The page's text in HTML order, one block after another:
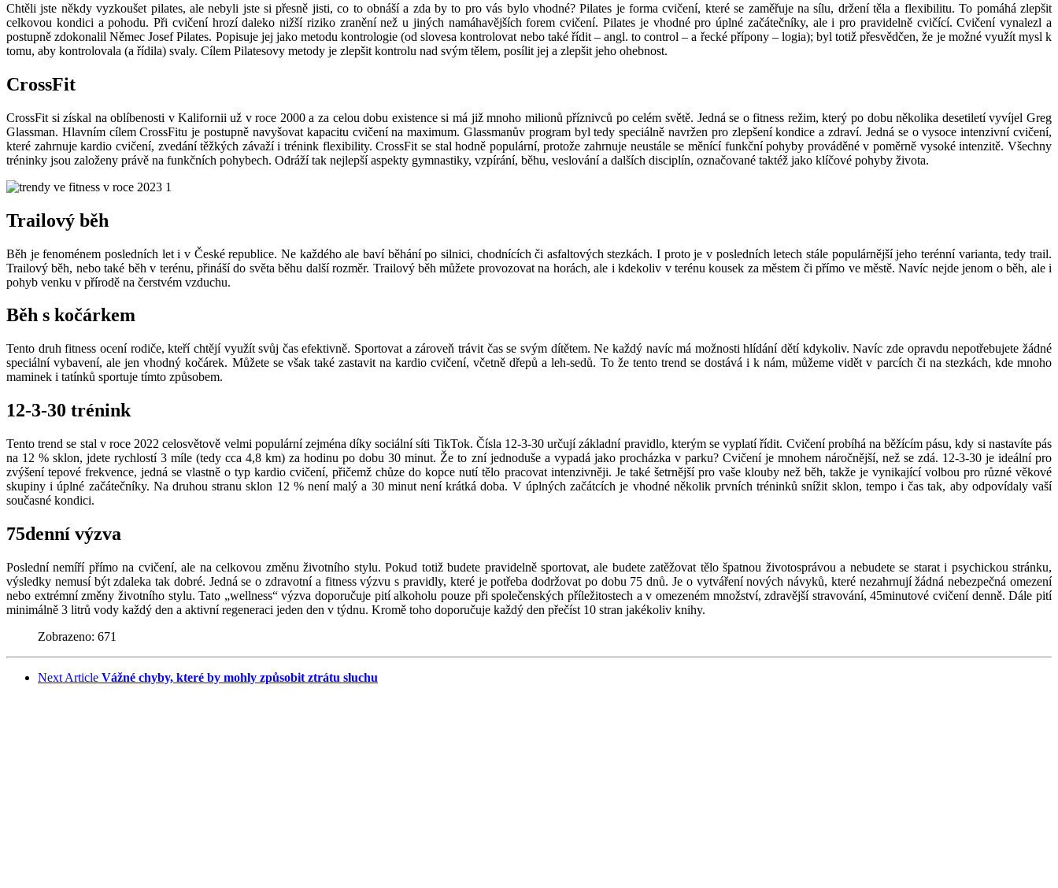
Chtěli jste někdy vyzkoušet pilates, ale nebyli jste si přesně jisti, co to obnáší a zda by to pro vás bylo vhodné? Pilates je forma cvičení, které se zaměřuje na sílu, držení těla a flexibilitu. To pomáhá zlepšit
celkovou kondici a pohodu. Při cvičení hrozí daleko nižší riziko zranění než u jiných namáhavějších forem cvičení. Pilates je vhodné pro úplné začátečníky, ale i pro pravidelně cvičící. Cvičení vynalezl a
postupně zdokonalil Němec Josef Pilates. Popisuje jej jako metodu kontrologie (od slovesa kontrolovat nebo také řídit – angl. to control – a řecké přípony – logia); byl totiž přesvědčen, že je možné využít mysl k
tomu, aby kontrolovala (a řídila) svaly. Cílem Pilatesovy metody je zlepšit kontrolu nad svým tělem, posílit jej a zlepšit jeho ohebnost.
CrossFit
CrossFit si získal na oblíbenosti v Kalifornii už v roce 2000 a za celou dobu existence si má již mnoho milionů příznivců po celém světě. Jedná se o fitness režim, který po dobu několika desetiletí vyvíjel Greg
Glassman. Hlavním cílem CrossFitu je postupně navyšovat kapacitu cvičení na maximum. Glassmanův program byl tedy speciálně navržen pro zlepšení kondice a zdraví. Jedná se o vysoce intenzivní cvičení,
které zahrnuje kardio cvičení, zvedání těžkých závaží i trénink flexibility. CrossFit se stal hodně populární, protože zahrnuje neustále se měnící funkční pohyby prováděné v poměrně vysoké intenzitě. Všechny
tréninky jsou založeny právě na funkčních pohybech. Odráží tak nejlepší aspekty gymnastiky, vzpírání, běhu, veslování a dalších disciplín, označované taktéž jako klíčové pohyby života.
Trailový běh
Běh je fenoménem posledních let i v České republice. Ne každého ale baví běhání po silnici, chodnících či asfaltových stezkách. I proto je v posledních letech stále populárnější jeho terénní varianta, tedy trail.
Trailový běh, nebo také běh v terénu, přináší do světa běhu další rozměr. Trailový běh můžete provozovat na horách, ale i kdekoliv v terénu kousek za městem či přímo ve městě. Navíc nejde jenom o běh, ale i
pohyb venku v přírodě na čerstvém vzduchu.
Běh s kočárkem
Tento druh fitness ocení rodiče, kteří chtějí využít svůj čas efektivně. Sportovat a zároveň trávit čas se svým dítětem. Ne každý navíc má možnosti hlídání dětí kdykoliv. Navíc zde opravdu nepotřebujete žádné
speciální vybavení, ale jen vhodný kočárek. Můžete se však také zastavit na kardio cvičení, včetně dřepů a leh-sedů. To že tento trend se dostává i k nám, můžeme vidět v parcích či na stezkách, kde mnoho
maminek i tatínků sportuje tímto způsobem.
12-3-30 trénink
Tento trend se stal v roce 2022 celosvětově velmi populární zejména díky sociální síti TikTok. Čísla 12-3-30 určují základní pravidlo, kterým se vyplatí řídit. Cvičení probíhá na běžícím pásu, kdy si nastavíte pás
na 12 % sklon, jdete rychlostí 3 míle (tedy cca 4,8 km) za hodinu po dobu 30 minut. Že to zní jednoduše a vypadá jako procházka v parku? Cvičení je mnohem náročnější, než se zdá. 12-3-30 je ideální pro
zvýšení tepové frekvence, jedná se vlastně o typ kardio cvičení, přičemž chůze do kopce nutí tělo pracovat intenzivněji. Je také šetrnější pro vaše klouby než běh, takže je vynikající volbou pro různé věkové
skupiny i úplné začátečníky. Na druhou stranu sklon 12 % není malý a 30 minut není krátká doba. V úplných začátcích je vhodné několik prvních tréninků snížit sklon, tempo i čas tak, aby odpovídaly vaší
současné kondici.
75denní výzva
Poslední nemíří přímo na cvičení, ale na celkovou změnu životního stylu. Pokud totiž budete pravidelně sportovat, ale budete zatěžovat tělo špatnou životosprávou a nebudete se starat i psychickou stránku,
výsledky nemusí být zdaleka tak dobré. Jedná se o zdravotní a fitness výzvu s pravidly, které je potřeba dodržovat po dobu 75 dnů. Je o vytváření nových návyků, které nezahrnují žádná nebezpečná omezení
nebo extrémní změny životního stylu. Tato „wellness“ výzva doporučuje pití alkoholu pouze při společenských příležitostech a v omezeném množství, zdravější stravování, 45minutové cvičení denně. Dále pití
minimálně 3 litrů vody každý den a aktivní regeneraci jeden den v týdnu. Kromě toho doporučuje každý den přečíst 10 stran jakékoliv knihy.
Zobrazeno: 671
Next Article Vážné chyby, které by mohly způsobit ztrátu sluchu